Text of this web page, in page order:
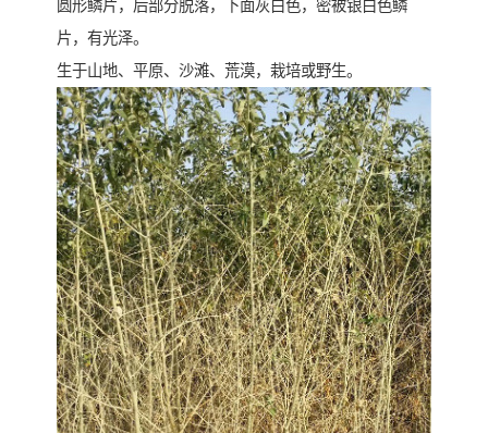
圆形鳞片，后部分脱落，下面灰白色，密被银白色鳞
片，有光泽。
生于山地、平原、沙滩、荒漠，栽培或野生。